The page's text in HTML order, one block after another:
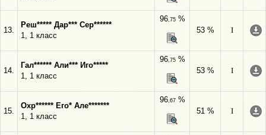
13.
Реш***** Дар*** Сер******
1, 1 класс
96,75%
53 %
I
14.
Гал****** Али*** Иго*****
1, 1 класс
96,75%
53 %
I
15.
Охр****** Его* Але*******
1, 1 класс
96,67%
51 %
I